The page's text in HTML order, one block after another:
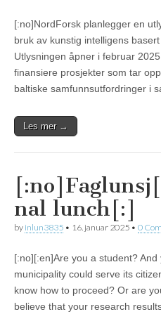
[:no]NordForsk planlegger en
bruk av kunstig intelligens
Utlysningen åpner i februar
finansiere prosjekter som tar
baltiske samfunnsutfordringer i
Les mer →
nal lunch[:]
by inlun3835 • 16. januar 2025 • 0
[:no][:en]Are you a student?
municipality could serve its
know how to proceed? Or are
believe that your research